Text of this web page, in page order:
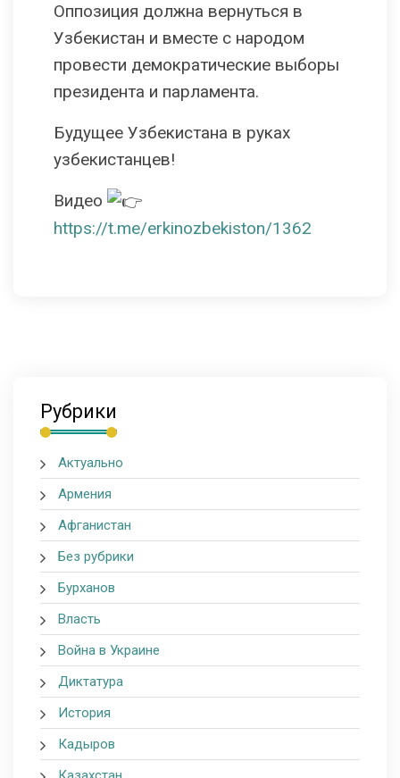
Оппозиция должна вернуться в
Узбекистан и вместе с народом
провести демократические выборы
президента и парламента.
Будущее Узбекистана в руках
узбекистанцев!
Видео
https://t.me/erkinozbekiston/1362
Рубрики
Актуально
Армения
Афганистан
Без рубрики
Бурханов
Власть
Война в Украине
Диктатура
История
Кадыров